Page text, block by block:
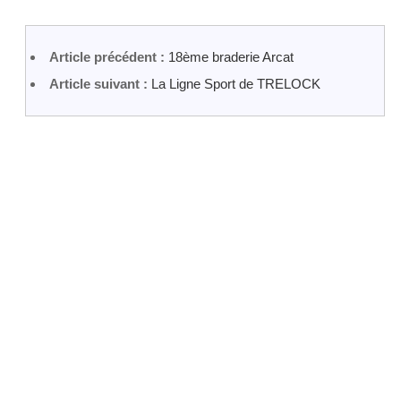
Article précédent : 18ème braderie Arcat
Article suivant : La Ligne Sport de TRELOCK